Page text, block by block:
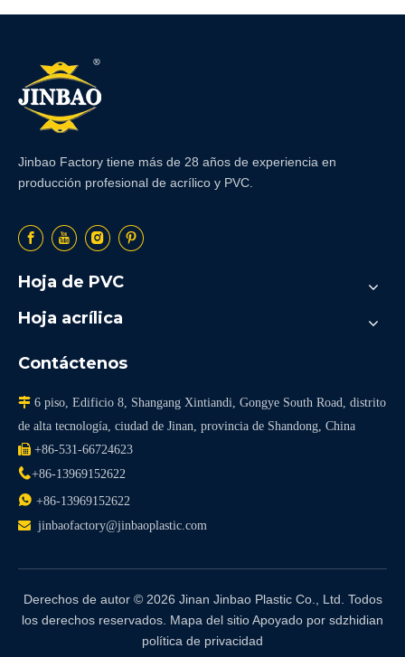
Jinbao Factory tiene más de 28 años de experiencia en
producción profesional de acrílico y PVC.
Hoja de PVC
Hoja acrílica
Contáctenos
 6 piso, Edificio 8, Shangang Xintiandi, Gongye South Road, distrito
de alta tecnología, ciudad de Jinan, provincia de Shandong, China
 +86-531-66724623
+86-13969152622
 +86-13969152622
 jinbaofactory@jinbaoplastic.com
Derechos de autor © 2026 Jinan Jinbao Plastic Co., Ltd. Todos
los derechos reservados. Mapa del sitioApoyado por sdzhidian
política de privacidad